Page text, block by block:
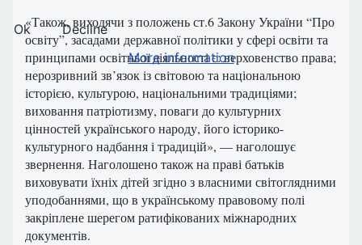
«Також, виходячи з положень ст.6 Закону України “Про
освіту”, засадами державної політики у сфері освіти та
принципами освітньої діяльності є: верховенство права;
нерозривний зв’язок із світовою та національною
історією, культурою, національними традиціями;
виховання патріотизму, поваги до культурних
цінностей українського народу, його історико-
культурного надбання і традицій», — наголошує
звернення. Наголошено також на праві батьків
виховувати їхніх дітей згідно з власними світоглядними
уподобаннями, що в українському правовому полі
закріплене шерегом ратифікованих міжнародних
документів.
Ok
Decline
More information